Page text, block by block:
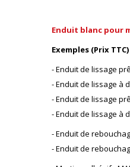
Enduit blanc pour
Exemples (Prix TTC)
- Enduit de lissage
- Enduit de lissage à
- Enduit de lissage
- Enduit de lissage à
- Enduit de
- Enduit de